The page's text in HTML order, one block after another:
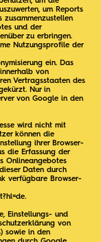
um Reports
und der
zu erbringen.
Nutzungsprofile der
ein. Das
von
Vertragsstaaten des
Nur in
von Google in den
wird nicht mit
können die
ihrer Browser-
die Erfassung der
Onlineangebotes
Daten durch
verfügbare Browser-
.
Einstellungs- und
von
) sowie in den